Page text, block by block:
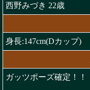
西野みづき 22歳
身長:147cm(Dカップ)
ガッツポーズ確定！！